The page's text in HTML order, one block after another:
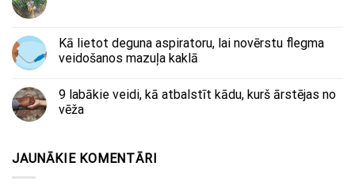
Kā lietot deguna aspiratoru, lai novērstu flegma
veidošanos mazuļa kaklā
9 labākie veidi, kā atbalstīt kādu, kurš ārstējas no
vēža
JAUNĀKIE KOMENTĀRI